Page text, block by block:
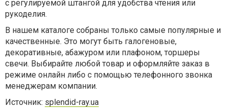
с регулируемой штангой для удобства чтения или
рукоделия.
В нашем каталоге собраны только самые популярные и
качественные. Это могут быть галогеновые,
декоративные, абажуром или плафоном, торшеры
свечи. Выбирайте любой товар и оформляйте заказ в
режиме онлайн либо с помощью телефонного звонка
менеджерам компании.
Источник: splendid-ray.ua